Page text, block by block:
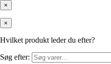
×
×
Hvilket produkt leder du efter?
Søg efter: